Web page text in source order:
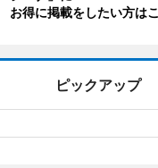
お得に掲載をしたい方は
ピックアップ